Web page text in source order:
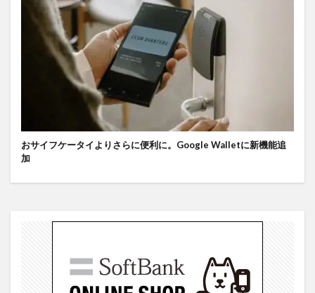
おサイフケータイよりさらに便利に。Google Walletに新機能追
加